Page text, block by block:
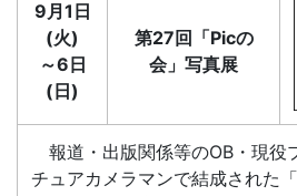
9月1日
(火)
～6日
(日)
第27回「Picの
会」写真展
報道・出版関係等のOB・現役
チュアカメラマンで結成された